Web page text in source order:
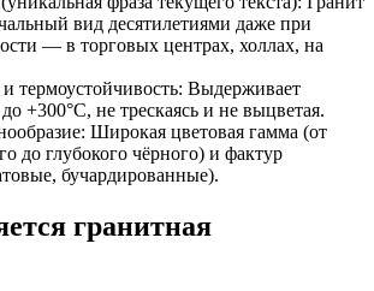
вид десятилетиями даже при
— в торговых центрах, холлах, на
термоустойчивость: Выдерживает
+300°C, не трескаясь и не выцветая.
Широкая цветовая гамма (от
до глубокого чёрного) и фактур
бучардированные).
гранитная